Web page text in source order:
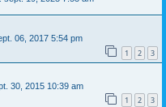
06, 2017 5:54 pm
1 2 3
30, 2015 10:39 am
1 2 3